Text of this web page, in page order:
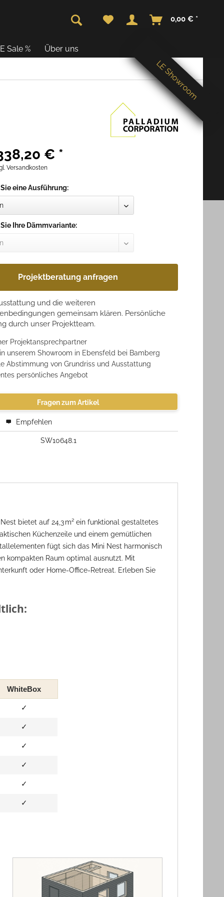
LE Showroom
0,00 € *
Sale % Über uns
€ *
Versandkosten
eine Ausführung:
Ihre Dämmvariante:
Projektberatung anfragen
und die weiteren
gemeinsam klären. Persönliche
durch unser Projektteam.
Projektansprechpartner
unserem Showroom in Ebensfeld bei Bamberg
Abstimmung von Grundriss und Ausstattung
persönliches Angebot
Fragen zum Artikel
Empfehlen
SW10648.1
bietet auf 24,3 m² ein funktional gestaltetes
Küchenzeile und einem gemütlichen
fügt sich das Mini Nest harmonisch
kompakten Raum optimal ausnutzt. Mit
oder Home-Office-Retreat. Erleben Sie
WhiteBox
✓
✓
✓
✓
✓
✓